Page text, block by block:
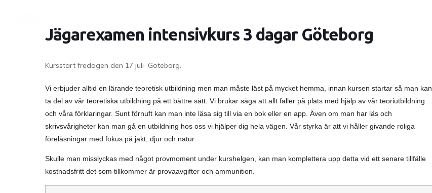
Jägarexamen intensivkurs 3 dagar Göteborg
Kursstart fredagen den 17 juli Göteborg.
Vi erbjuder alltid en lärande teoretisk utbildning men man måste läst på mycket hemma, innan kursen startar så man kan
ta del av vår teoretiska utbildning på ett bättre sätt. Vi brukar säga att allt faller på plats med hjälp av vår teoriutbildning
och våra förklaringar. Sunt förnuft kan man inte läsa sig till via en bok eller en app. Även om man har läs och
skrivsvårigheter kan man gå en utbildning hos oss vi hjälper dig hela vägen. Vår styrka är att vi håller givande roliga
föreläsningar med fokus på jakt, djur och natur.
Skulle man misslyckas med något provmoment under kurshelgen, kan man komplettera upp detta vid ett senare tillfälle
kostnadsfritt det som tillkommer är provaavgifter och ammunition.